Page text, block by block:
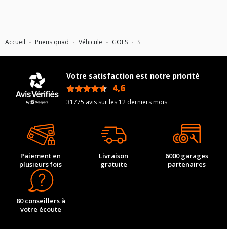
Accueil Pneus quad Véhicule GOES S
Votre satisfaction est notre priorité
4,6
31775 avis sur les 12 derniers mois
Paiement en
plusieurs fois
Livraison
gratuite
6000 garages
partenaires
80 conseillers à
votre écoute